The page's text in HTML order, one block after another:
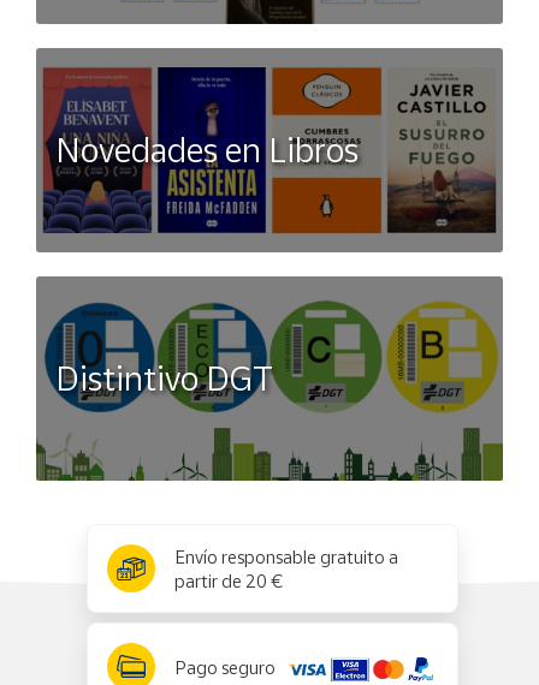
Novedades en Libros
Distintivo DGT
Envío responsable gratuito a
partir de 20 €
Pago seguro